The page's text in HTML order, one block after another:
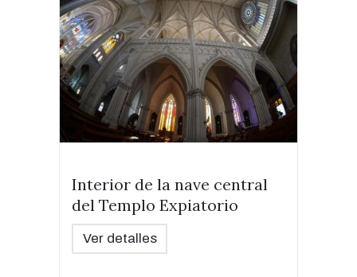
Interior de la nave central
del Templo Expiatorio
Ver detalles